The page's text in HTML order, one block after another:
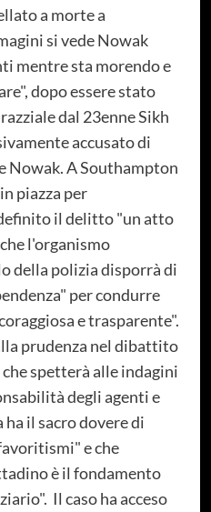
a morte a
si vede Nowak
mentre sta morendo e
dopo essere stato
dal 23enne Sikh
accusato di
Nowak. A Southampton
piazza per
il delitto "un atto
l'organismo
della polizia disporrà di
per condurre
e trasparente".
prudenza nel dibattito
spetterà alle indagini
degli agenti e
il sacro dovere di
e che
è il fondamento
Il caso ha acceso